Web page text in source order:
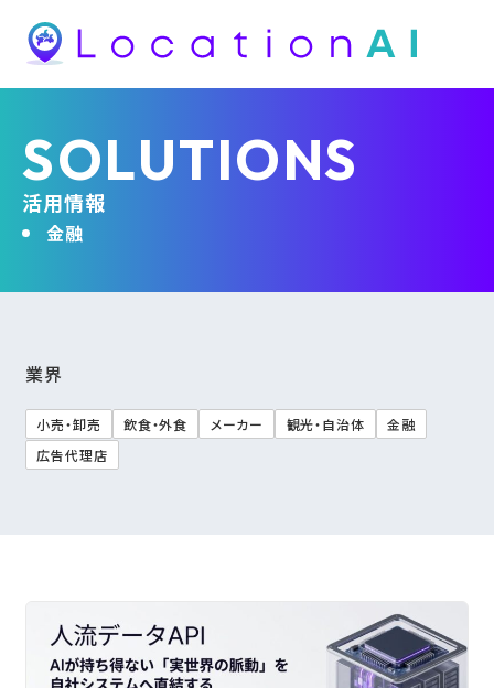
SOLUTIONS
活用情報
金融
業界
小売・卸売 飲食・外食 メーカー 観光・自治体
金融
広告代理店